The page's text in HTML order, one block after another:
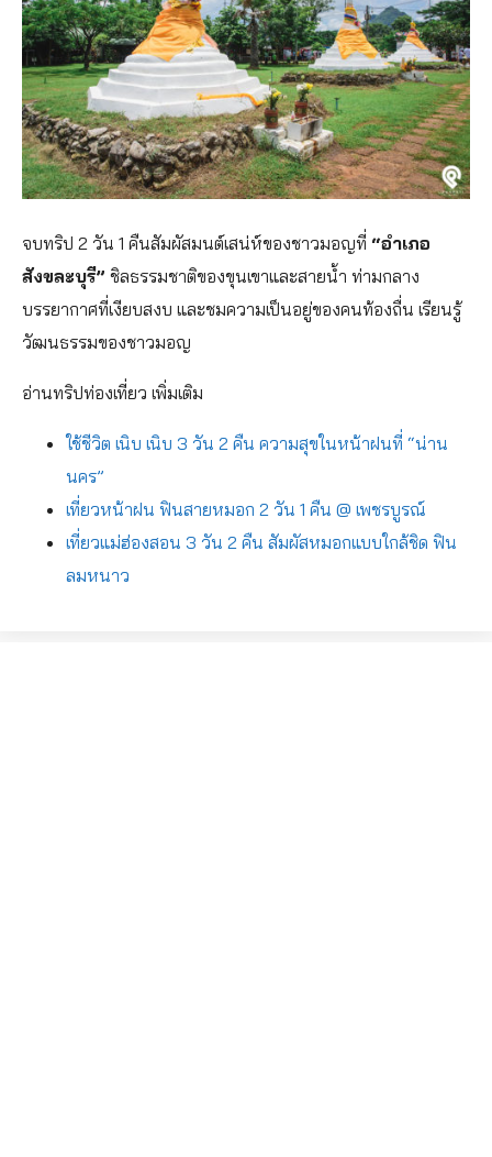
จบทริป 2 วัน 1 คืนสัมผัสมนต์เสน่ห์ของชาวมอญที่ “อำเภอ
สังขละบุรี” ชิลธรรมชาติของขุนเขาและสายน้ำ ท่ามกลาง
บรรยากาศที่เงียบสงบ และชมความเป็นอยู่ของคนท้องถื่น เรียนรู้
วัฒนธรรมของชาวมอญ
อ่านทริปท่องเที่ยว เพิ่มเติม
ใช้ชีวิต เนิบ เนิบ 3 วัน 2 คืน ความสุขในหน้าฝนที่ “น่าน
นคร”
เที่ยวหน้าฝน ฟินสายหมอก 2 วัน 1 คืน @ เพชรบูรณ์
เที่ยวแม่ฮ่องสอน 3 วัน 2 คืน สัมผัสหมอกแบบใกล้ชิด ฟิน
ลมหนาว